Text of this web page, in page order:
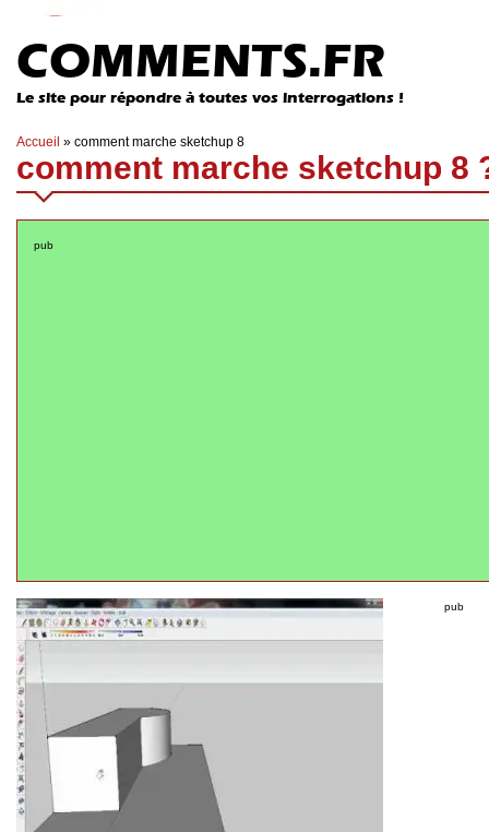
COMMENTS.FR
Le site pour répondre à toutes vos interrogations !
Accueil » comment marche sketchup 8
comment marche sketchup 8
pub
pub